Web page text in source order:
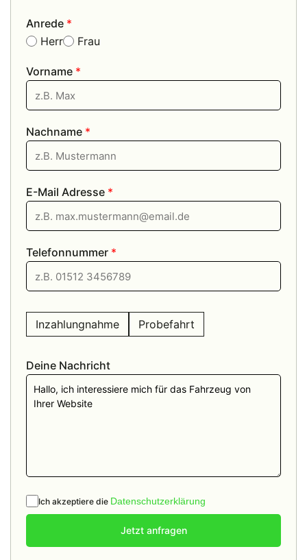
Anrede *
Herr
Frau
Vorname *
Nachname *
E-Mail Adresse *
Telefonnummer *
Inzahlungnahme Probefahrt
Deine Nachricht
Ich akzeptiere die Datenschutzerklärung
Jetzt anfragen